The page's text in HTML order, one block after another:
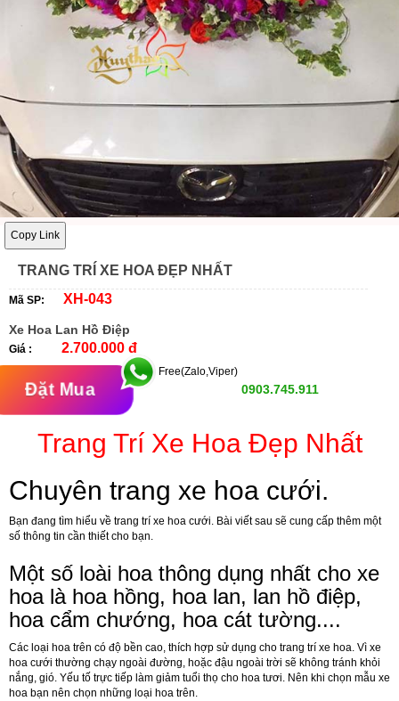
Copy Link
TRANG TRÍ XE HOA ĐẸP NHẤT
Mã SP: XH-043
Xe Hoa Lan Hồ Điệp
Giá : 2.700.000 đ
Đặt Mua
Free(Zalo,Viper)
0903.745.911
Trang Trí Xe Hoa Đẹp Nhất
Chuyên trang xe hoa cưới.
Bạn đang tìm hiểu về trang trí xe hoa cưới. Bài viết sau sẽ cung cấp thêm một
số thông tin cần thiết cho bạn.
Một số loài hoa thông dụng nhất cho xe
hoa là hoa hồng, hoa lan, lan hồ điệp,
hoa cẩm chướng, hoa cát tường....
Các loại hoa trên có độ bền cao, thích hợp sử dụng cho trang trí xe hoa. Vì xe
hoa cưới thường chạy ngoài đường, hoặc đậu ngoài trời sẽ không tránh khỏi
nắng, gió. Yếu tố trực tiếp làm giảm tuổi thọ cho hoa tươi. Nên khi chọn mẫu xe
hoa bạn nên chọn những loại hoa trên.